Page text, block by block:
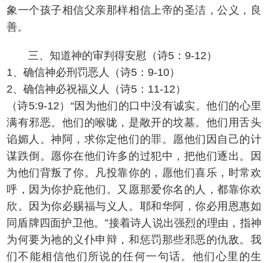
象一个孩子相信父亲那样相信上帝的圣洁，公义，良
善。
三、知道神的审判得安慰（诗5：9-12）
1、确信神必刑罚恶人（诗5：9-10）
2、确信神必祝福义人（诗5：11-12）
（诗5:9-12）“因为他们的口中没有诚实。他们的心里
满有邪恶。他们的喉咙，是敞开的坟墓。他们用舌头
谄媚人。神阿，求你定他们的罪。愿他们因自己的计
谋跌倒。愿你在他们许多的过犯中，把他们逐出。因
为他们背叛了你。凡投靠你的，愿他们喜乐，时常欢
呼，因为你护庇他们。又愿那爱你名的人，都靠你欢
欣。因为你必赐福与义人。耶和华阿，你必用恩惠如
同盾牌四面护卫他。”接着诗人说出强烈的理由，指神
为何要为祂的义仆申辩，和惩罚那些邪恶的仇敌。我
们不能相信他们所说的任何一句话。他们心里的生